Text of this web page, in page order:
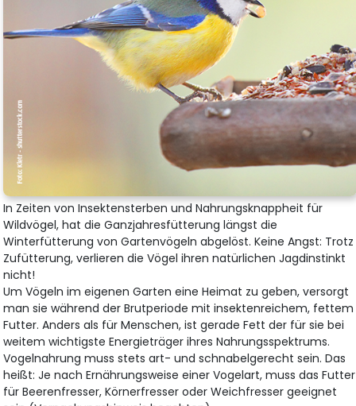
In Zeiten von Insektensterben und Nahrungsknappheit für
Wildvögel, hat die Ganzjahresfütterung längst die
Winterfütterung von Gartenvögeln abgelöst. Keine Angst: Trotz
Zufütterung, verlieren die Vögel ihren natürlichen Jagdinstinkt
nicht!
Um Vögeln im eigenen Garten eine Heimat zu geben, versorgt
man sie während der Brutperiode mit insektenreichem, fettem
Futter. Anders als für Menschen, ist gerade Fett der für sie bei
weitem wichtigste Energieträger ihres Nahrungsspektrums.
Vogelnahrung muss stets art- und schnabelgerecht sein. Das
heißt: Je nach Ernährungsweise einer Vogelart, muss das Futter
für Beerenfresser, Körnerfresser oder Weichfresser geeignet